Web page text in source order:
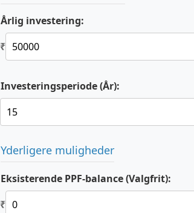
Årlig investering:
₹
Investeringsperiode (År):
Yderligere muligheder
Eksisterende PPF-balance (Valgfrit):
₹